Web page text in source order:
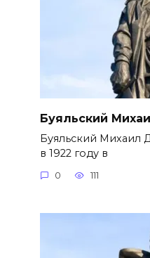
Буяльский
Буяльский Михаил
в 1922 году в
0 111